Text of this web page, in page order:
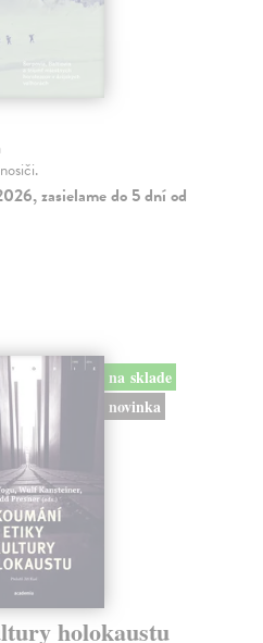
zasielame do 5 dní od
na sklade
novinka
holokaustu